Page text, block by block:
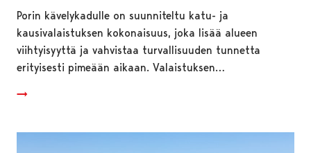
Porin kävelykadulle on suunniteltu katu- ja
kausivalaistuksen kokonaisuus, joka lisää alueen
viihtyisyyttä ja vahvistaa turvallisuuden tunnetta
erityisesti pimeään aikaan. Valaistuksen…